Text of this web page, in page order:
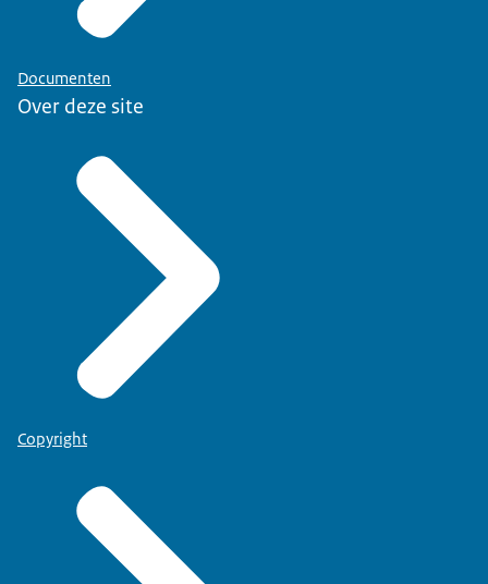
Documenten
Over deze site
Copyright